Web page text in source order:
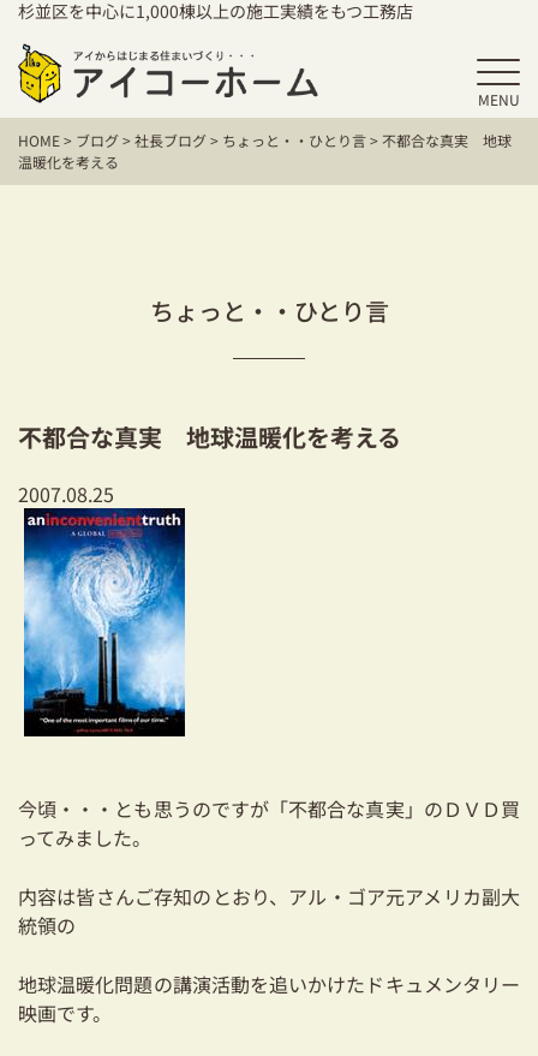
杉並区を中心に1,000棟以上の施工実績をもつ工務店
MENU
HOME
保証／アフターサポート
二世帯住宅をお考えの方
建て替えをお考えの方
耐震対策も安心の家づくり
リフォーム・リノベーションをお考えの方
必見！土地からお探しの方へ
資金計画についてのご相談
採用情報
HOME> ブログ>社長ブログ> ちょっと・・ひとり言> 不都合な真実 地球
温暖化を考える
ちょっと・・ひとり言
不都合な真実 地球温暖化を考える
2007.08.25
今頃・・・とも思うのですが「不都合な真実」のＤＶＤ買
ってみました。
内容は皆さんご存知のとおり、アル・ゴア元アメリカ副大
統領の
地球温暖化問題の講演活動を追いかけたドキュメンタリー
映画です。